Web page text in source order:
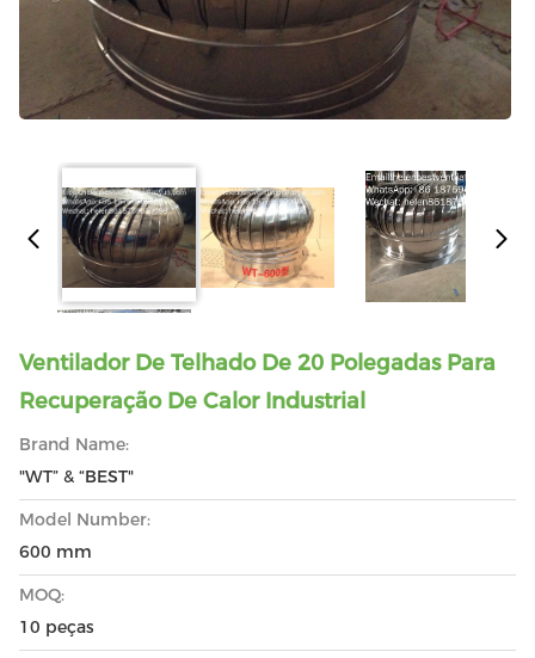
Ventilador De Telhado De 20 Polegadas Para
Recuperação De Calor Industrial
Brand Name:
"WT” & “BEST"
Model Number:
600 mm
MOQ:
10 peças